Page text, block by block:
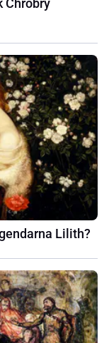
Chrobry
Lilith?